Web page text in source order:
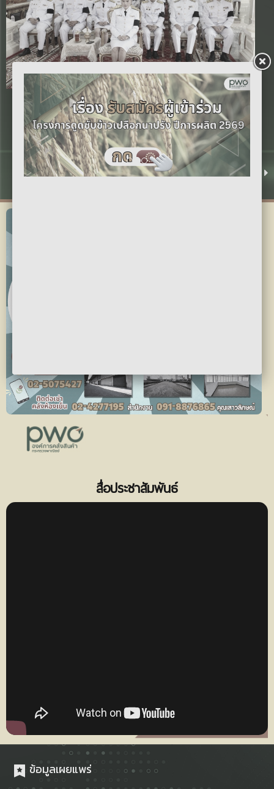
อคส. ร่วมพิธีทำบุญตักบาตรและพิธีบำเพ็ญกุศลปัญญาสมวาร
๕๐ วัน เพื่ออุทิศถวายสมเด็จพระเจ้าลูกเธอ เจ้าฟ้าพัชรกิติยา
ภาฯ
31 ก.ค. 2569 12:00 น.
ดูทั้งหมด
สื่อประชาสัมพันธ์
ข้อมูลเผยแพร่
Previous Next